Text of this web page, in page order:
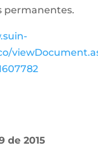
permanentes.
de 2015